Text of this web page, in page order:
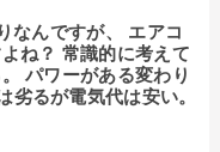
なんですが、 エアコ
ね？ 常識的に考えて
パワーがある変わり
劣るが電気代は安い。